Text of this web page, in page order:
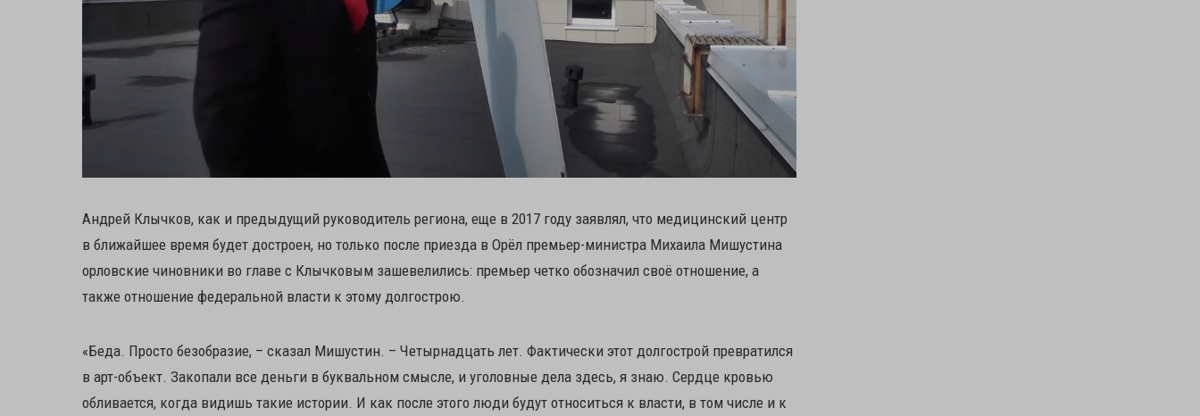
Андрей Клычков, как и предыдущий руководитель региона, еще в 2017 году заявлял, что медицинский центр
в ближайшее время будет достроен, но только после приезда в Орёл премьер-министра Михаила Мишустина
орловские чиновники во главе с Клычковым зашевелились: премьер четко обозначил своё отношение, а
также отношение федеральной власти к этому долгострою.
«Беда. Просто безобразие, – сказал Мишустин. – Четырнадцать лет. Фактически этот долгострой превратился
в арт-объект. Закопали все деньги в буквальном смысле, и уголовные дела здесь, я знаю. Сердце кровью
обливается, когда видишь такие истории. И как после этого люди будут относиться к власти, в том числе и к